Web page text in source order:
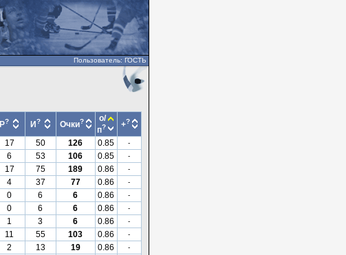
Пользователь: ГОСТЬ
Р? И? Очки?
о/
п? +?
17 50 126 0.85 -
6 53 106 0.85 -
17 75 189 0.86 -
4 37 77 0.86 -
0 6 6 0.86 -
0 6 6 0.86 -
1 3 6 0.86 -
11 55 103 0.86 -
2 13 19 0.86 -